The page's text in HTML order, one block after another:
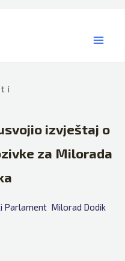
izvještaj o
za Milorada
Parlament Milorad Dodik